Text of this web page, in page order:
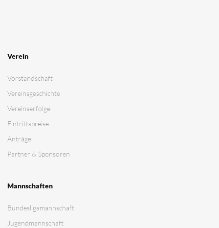
Verein
Vorstandschaft
Vereinsgeschichte
Vereinserfolge
Eintrittspreise
Anträge
Partner & Sponsoren
Mannschaften
Bundesligamannschaft
Jugendmannschaft